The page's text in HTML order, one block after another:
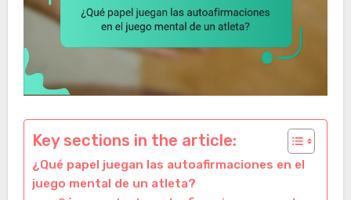
Key sections in the article:
¿Qué papel juegan las autoafirmaciones en el
juego mental de un atleta?